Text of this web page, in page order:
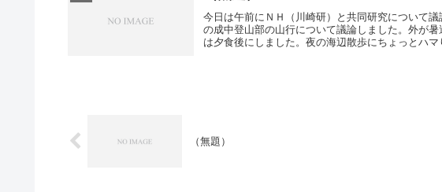
今日は午前にＮＨ（川崎研）と共同研究について
の成中登山部の山行について議論しました。外が
は夕食後にしました。夜の海辺散歩にちょっとハマ
（無題）